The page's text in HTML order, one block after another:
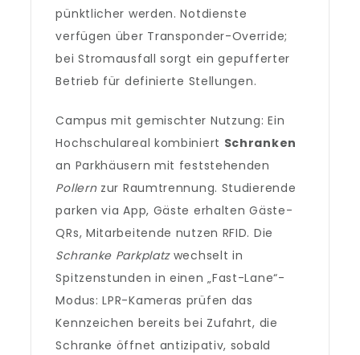
pünktlicher werden. Notdienste
verfügen über Transponder-Override;
bei Stromausfall sorgt ein gepufferter
Betrieb für definierte Stellungen.
Campus mit gemischter Nutzung: Ein
Hochschulareal kombiniert Schranken
an Parkhäusern mit feststehenden
Pollernzur Raumtrennung. Studierende
parken via App, Gäste erhalten Gäste-
QRs, Mitarbeitende nutzen RFID. Die
Schranke Parkplatzwechselt in
Spitzenstunden in einen „Fast-Lane“-
Modus: LPR-Kameras prüfen das
Kennzeichen bereits bei Zufahrt, die
Schranke öffnet antizipativ, sobald